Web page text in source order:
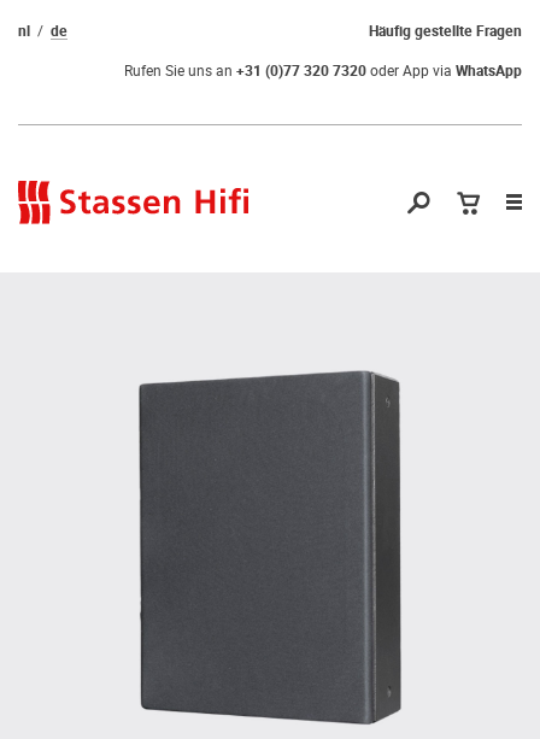
Häufig gestellte Fragen
nl de
Rufen Sie uns an +31 (0)77 320 7320oder App via WhatsApp